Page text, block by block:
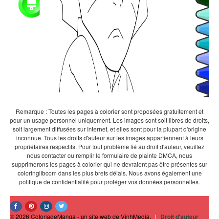
Remarque : Toutes les pages à colorier sont proposées gratuitement et
pour un usage personnel uniquement. Les images sont soit libres de droits,
soit largement diffusées sur Internet, et elles sont pour la plupart d'origine
inconnue. Tous les droits d'auteur sur les images appartiennent à leurs
propriétaires respectifs. Pour tout problème lié au droit d'auteur, veuillez
nous contacter ou remplir le formulaire de plainte DMCA, nous
supprimerons les pages à colorier qui ne devraient pas être présentes sur
coloringlibcom dans les plus brefs délais. Nous avons également une
politique de confidentialité pour protéger vos données personnelles.
© 2026 ColoriageManga - un site web de VinhMedia. | Droit d'auteur